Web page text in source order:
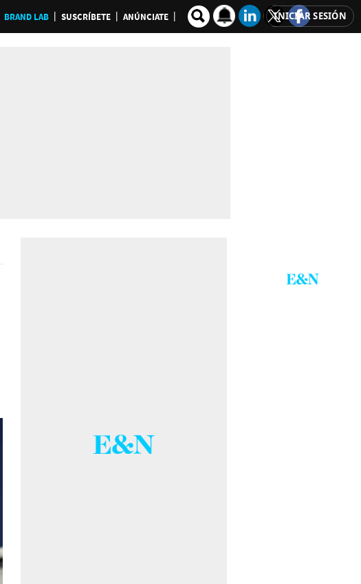
BRAND LAB SUSCRÍBETE ANÚNCIATE INICIAR SESIÓN